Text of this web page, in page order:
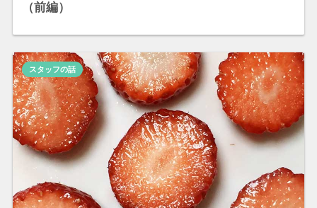
（前編）
スタッフの話